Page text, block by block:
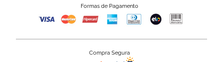
Formas de Pagamento
Compra Segura